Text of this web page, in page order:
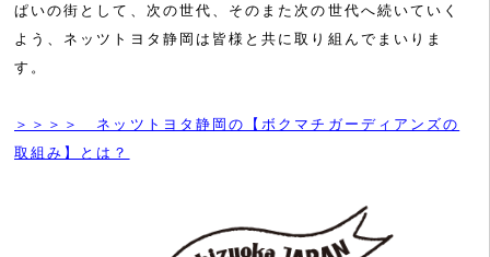
ぱいの街として、次の世代、そのまた次の世代へ続いていく
よう、ネッツトヨタ静岡は皆様と共に取り組んでまいりま
す。
＞＞＞＞ ネッツトヨタ静岡の【ボクマチガーディアンズの
取組み】とは？